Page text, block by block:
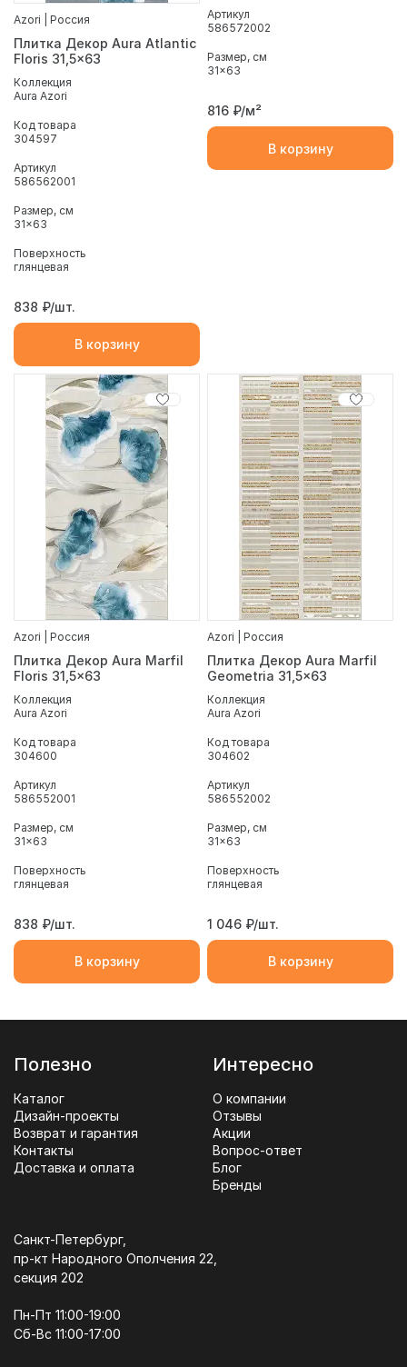
Azori | Россия
Плитка Декор Aura Atlantic
Floris 31,5x63
Коллекция
Aura Azori
Код товара
304597
Артикул
586562001
Размер, см
31x63
Поверхность
глянцевая
838 ₽/шт.
В корзину
Артикул
586572002
Размер, см
31x63
816 ₽/м²
В корзину
Azori | Россия
Плитка Декор Aura Marfil
Floris 31,5x63
Коллекция
Aura Azori
Код товара
304600
Артикул
586552001
Размер, см
31x63
Поверхность
глянцевая
838 ₽/шт.
В корзину
Azori | Россия
Плитка Декор Aura Marfil
Geometria 31,5x63
Коллекция
Aura Azori
Код товара
304602
Артикул
586552002
Размер, см
31x63
Поверхность
глянцевая
1 046 ₽/шт.
В корзину
Полезно
Каталог
Дизайн-проекты
Возврат и гарантия
Контакты
Доставка и оплата
Интересно
О компании
Отзывы
Акции
Вопрос-ответ
Блог
Бренды
Санкт-Петербург,
пр-кт Народного Ополчения 22,
секция 202
Пн-Пт 11:00-19:00
Сб-Вс 11:00-17:00